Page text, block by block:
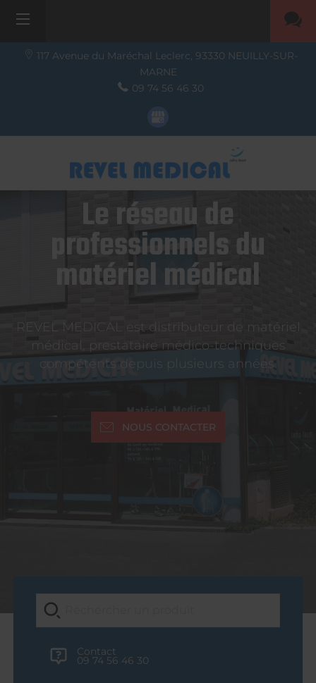
117 Avenue du Maréchal Leclerc, 93330 NEUILLY-SUR-
MARNE
09 74 56 46 30
Le réseau de
professionnels du
matériel médical
REVEL MEDICAL est distributeur de matériel
médical, prestataire médico-techniques
compétents depuis plusieurs années.
NOUS CONTACTER
Contact
09 74 56 46 30